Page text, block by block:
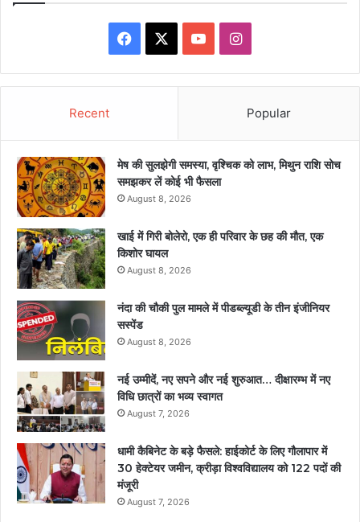
Facebook YouTubeInstagram
Recent Popular
मेष की सुलझेगी समस्या, वृश्चिक को लाभ, मिथुन राशि सोच
समझकर लें कोई भी फैसला
August 8, 2026
खाई में गिरी बोलेरो, एक ही परिवार के छह की मौत, एक
किशोर घायल
August 8, 2026
नंदा की चौकी पुल मामले में पीडब्ल्यूडी के तीन इंजीनियर
सस्पेंड
August 8, 2026
नई उम्मीदें, नए सपने और नई शुरुआत… दीक्षारम्भ में नए
विधि छात्रों का भव्य स्वागत
August 7, 2026
धामी कैबिनेट के बड़े फैसले: हाईकोर्ट के लिए गौलापार में
30 हेक्टेयर जमीन, क्रीड़ा विश्वविद्यालय को 122 पदों की
मंजूरी
August 7, 2026